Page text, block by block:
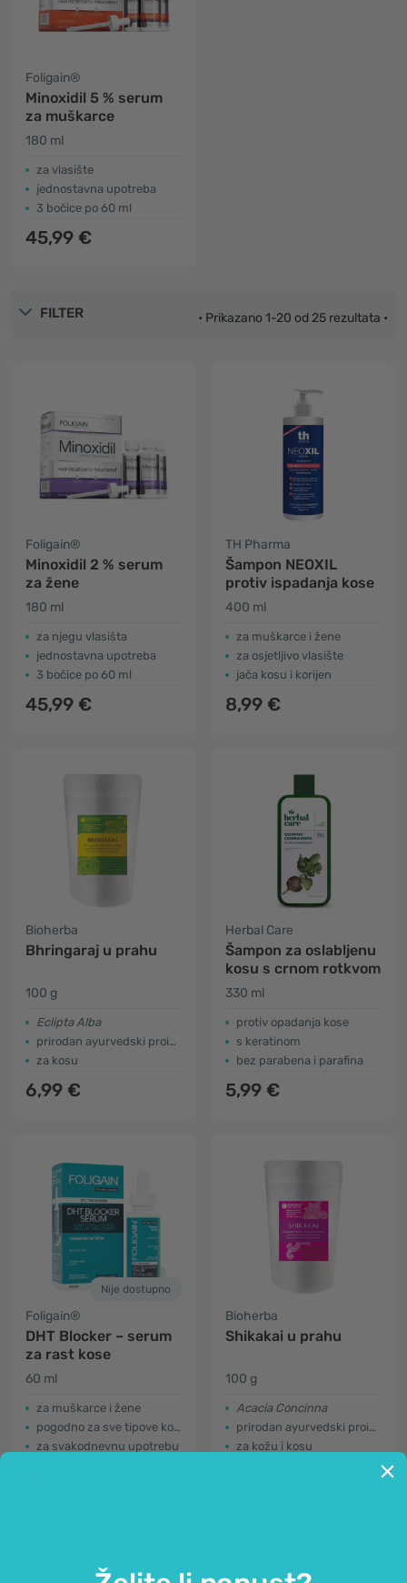
Foligain®
Minoxidil 5 % serum
za muškarce
180 ml
za vlasište
jednostavna upotreba
3 bočice po 60 ml
45,99 €
FILTER • Prikazano 1-20 od 25 rezultata •
Foligain®
Minoxidil 2 % serum
za žene
180 ml
za njegu vlasišta
jednostavna upotreba
3 bočice po 60 ml
45,99 €
TH Pharma
Šampon NEOXIL
protiv ispadanja kose
400 ml
za muškarce i žene
za osjetljivo vlasište
jača kosu i korijen
8,99 €
Bioherba
Bhringaraj u prahu
100 g
Eclipta Alba
prirodan ayurvedski proizvod
za kosu
6,99 €
Herbal Care
Šampon za oslabljenu
kosu s crnom rotkvom
330 ml
protiv opadanja kose
s keratinom
bez parabena i parafina
5,99 €
Nije dostupno
Foligain®
DHT Blocker – serum
za rast kose
60 ml
za muškarce i žene
pogodno za sve tipove kose
za svakodnevnu upotrebu
Bioherba
Shikakai u prahu
100 g
Acacia Concinna
prirodan ayurvedski proizvod
za kožu i kosu